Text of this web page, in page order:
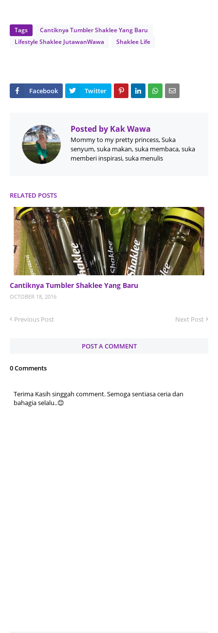
Tags
Cantiknya Tumbler Shaklee Yang Baru
Lifestyle Shaklee JutawanWawa
Shaklee Life
Posted by Kak Wawa
Mommy to my pretty princess, Suka
senyum, suka makan, suka membaca, suka
memberi inspirasi, suka menulis
RELATED POSTS
Cantiknya Tumbler Shaklee Yang Baru
OCTOBER 18, 2016
Previous Post Next Post
POST A COMMENT
0 Comments
Terima Kasih singgah comment. Semoga sentiasa ceria dan
bahagia selalu..😊